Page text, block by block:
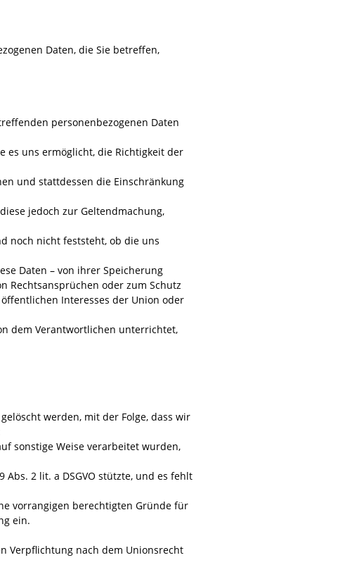
Daten, die Sie betreffen,
personenbezogenen Daten
es uns ermöglicht, die Richtigkeit der
und stattdessen die Einschränkung
jedoch zur Geltendmachung,
noch nicht feststeht, ob die uns
Daten – von ihrer Speicherung
Rechtsansprüchen oder zum Schutz
Interesses der Union oder
dem Verantwortlichen unterrichtet,
werden, mit der Folge, dass wir
sonstige Weise verarbeitet wurden,
2 lit. a DSGVO stützte, und es fehlt
vorrangigen berechtigten Gründe für
ein.
Verpflichtung nach dem Unionsrecht